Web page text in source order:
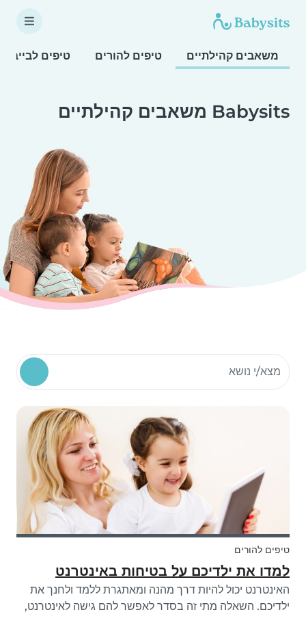
משאבים קהילתיים טיפים להורים טיפים
Babysits משאבים קהילתיים
חיפוש משאבים קהילתיים
טיפים להורים
למדו את ילדיכם על בטיחות באינטרנט
האינטרנט יכול להיות דרך מהנה ומאתגרת ללמד ולחנך את
ילדיכם. השאלה מתי זה בסדר לאפשר להם גישה לאינטרנט,